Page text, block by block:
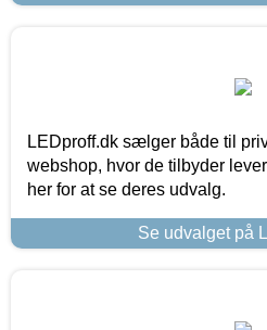
LEDproff.dk sælger både til
webshop, hvor de tilbyder
her for at se deres udvalg.
Se udvalget på